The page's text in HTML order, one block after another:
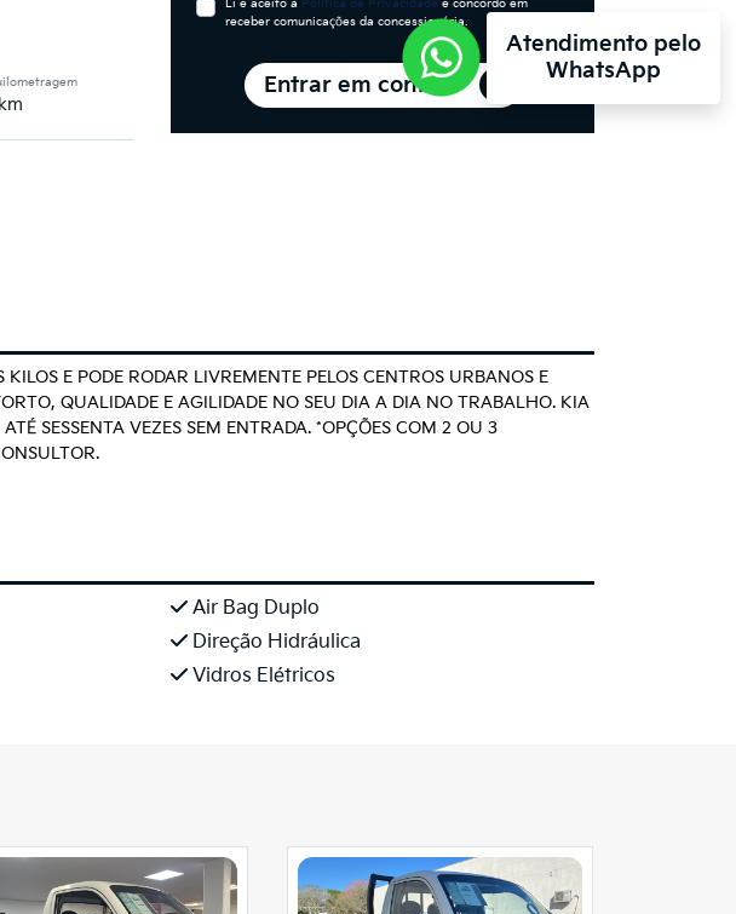
Li e aceito a Política de Privacidade e concordo em
receber comunicações da concessionária.
Entrar em contato
E PODE RODAR LIVREMENTE PELOS CENTROS URBANOS E
QUALIDADE E AGILIDADE NO SEU DIA A DIA NO TRABALHO. KIA
SESSENTA VEZES SEM ENTRADA. *OPÇÕES COM 2 OU 3
Air Bag Duplo
Direção Hidráulica
Vidros Elétricos
Atendimento pelo
WhatsApp